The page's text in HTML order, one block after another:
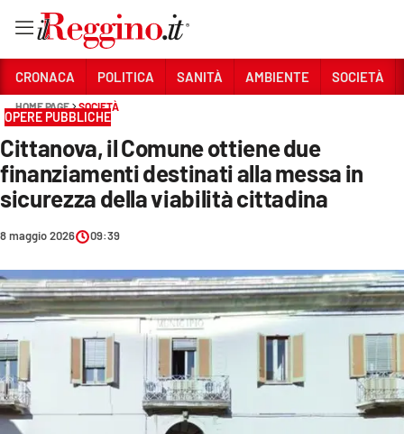
Sezioni
CRONACA
SANITÀ
AMBIENTE
SOCIETÀ
CULTURA
ECONOMIA E LAVORO
EVENTI
CRONACA POLITICA SANITÀ AMBIENTE SOCIETÀ
HOME PAGE SOCIETÀ
OPERE PUBBLICHE
Cittanova, il Comune ottiene due
finanziamenti destinati alla messa in
sicurezza della viabilità cittadina
8 maggio 2026 09:39